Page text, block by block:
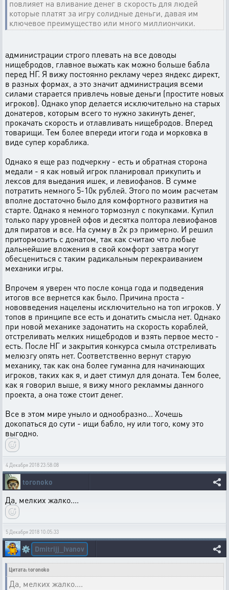
повлияет на вливание денег в скорость для людей
которые платят за игру солидные деньги, давая им
ключевое преимущество или много миллиончики.
администрации строго плевать на все доводы
нищебродов, главное выжать как можно больше бабла
перед НГ. Я вижу постоянно рекламу через яндекс директ,
в разных формах, а это значит администрация всеми
силами старается привлечь новые деньги (простите новых
игроков). Однако упор делается исключительно на старых
донатеров, которым всего то нужно закинуть денег,
прокачать скорость и отлавливать нищебродов. Вперед
товарищи. Тем более впереди итоги года и морковка в
виде супер кораблика.
Однако я еще раз подчеркну - есть и обратная сторона
медали - я как новый игрок планировал прикупить и
лексов для выедания ишек, и левиофанов. В сумме
потратить немного 5-10к рублей. Этого по моим расчетам
вполне достаточно было для комфортного развития на
старте. Однако я немного тормознул с покупками. Купил
только пару уровней офов и десятка полтора левиофанов
для пиратов и все. На сумму в 2к рэ примерно. И решил
притормозить с донатом, так как считаю что любые
дальнейшие вложения в свой комфорт завтра могут
обесцениться с таким радикальным перекраиванием
механики игры.
Впрочем я уверен что после конца года и подведения
итогов все вернется как было. Причина проста -
нововведения нацелены исключительно на топ игроков. У
топов в принципе все есть и донатить смысла нет. Однако
при новой механике задонатить на скорость кораблей,
отстреливать мелких нищебродов и взять первое место -
есть. После НГ и закрытия конкурса смыла отстреливать
мелюзгу опять нет. Соответственно вернут старую
механику, так как она более гуманна для начинающих
игроков, таких как я, и дает стимул для доната. Тем более,
как я говорил выше, я вижу много рекламмы данного
проекта, а она тоже стоит денег.
Все в этом мире уныло и однообразно... Хочешь
докопаться до сути - ищи бабло, ну или того, кому это
выгодно.
4 Декабря 2018 23:58:08
toronoko
Да, мелких жалко....
5 Декабря 2018 10:05:33
⚙️ Dmitrijj_Ivanov
Цитата: toronoko
Да, мелких жалко....